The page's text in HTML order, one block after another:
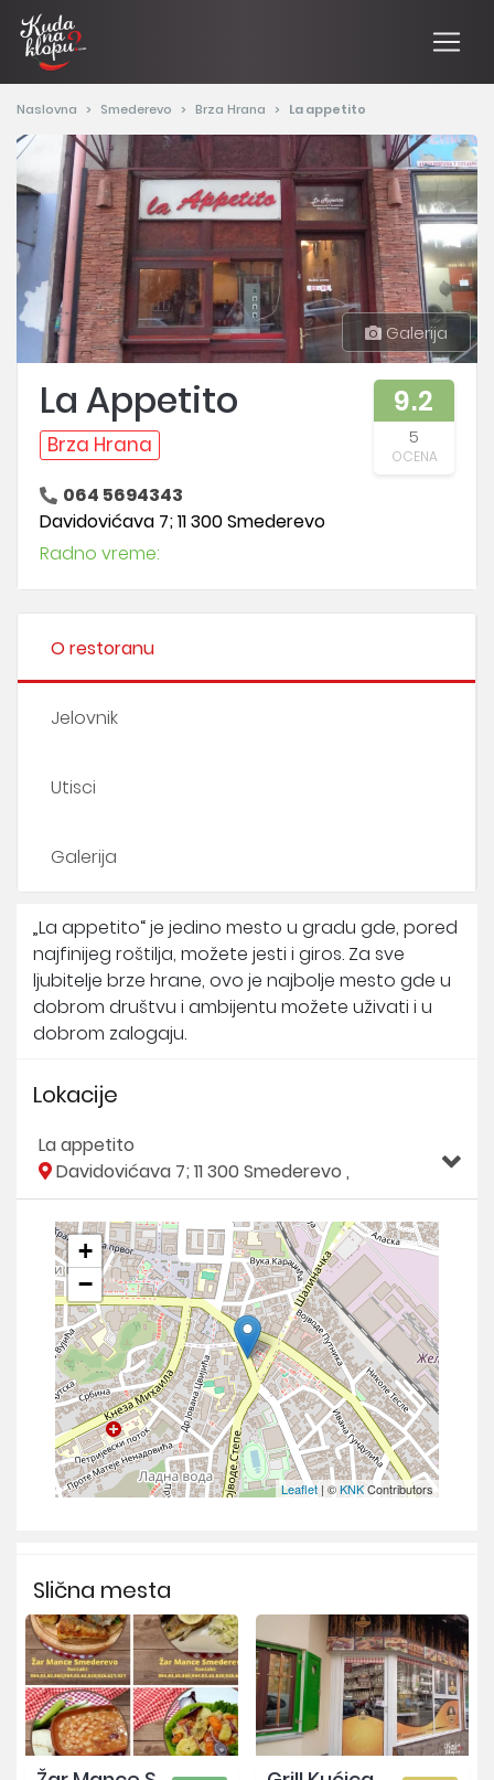
Naslovna Smederevo Brza Hrana La appetito
Galerija
La Appetito
Brza Hrana
064 5694343
Davidovićava 7; 11 300 Smederevo
Radno vreme:
9.2
5
OCENA
O restoranu
Jelovnik
Utisci
Galerija
„La appetito“ je jedino mesto u gradu gde, pored
najfinijeg roštilja, možete jesti i giros. Za sve
ljubitelje brze hrane, ovo je najbolje mesto gde u
dobrom društvu i ambijentu možete uživati i u
dobrom zalogaju.
Lokacije
La appetito
Davidovićava 7; 11 300 Smederevo ,
+
−
Leaflet | ©KNKContributors
Slična mesta